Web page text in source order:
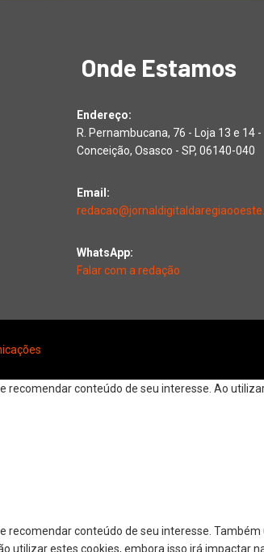
Onde Estamos
Endereço:
R. Pernambucana, 76 - Loja 13 e 14 -
Conceição, Osasco - SP, 06140-040
Email:
WhatsApp:
Falar com a redação
conteúdo de seu interesse. Ao
recomendar conteúdo de seu interesse.
utilizar estes cookies, embora isso irá impactar